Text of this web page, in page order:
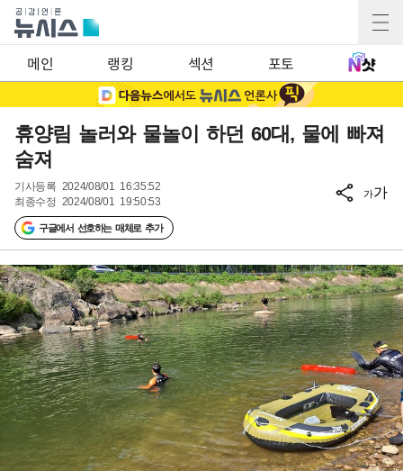
메인 랭킹 섹션 포토
휴양림 놀러와 물놀이 하던 60대, 물에 빠져
숨져
기사등록 2024/08/01 16:35:52
최종수정 2024/08/01 19:50:53
구글에서 선호하는 매체로 추가
가가